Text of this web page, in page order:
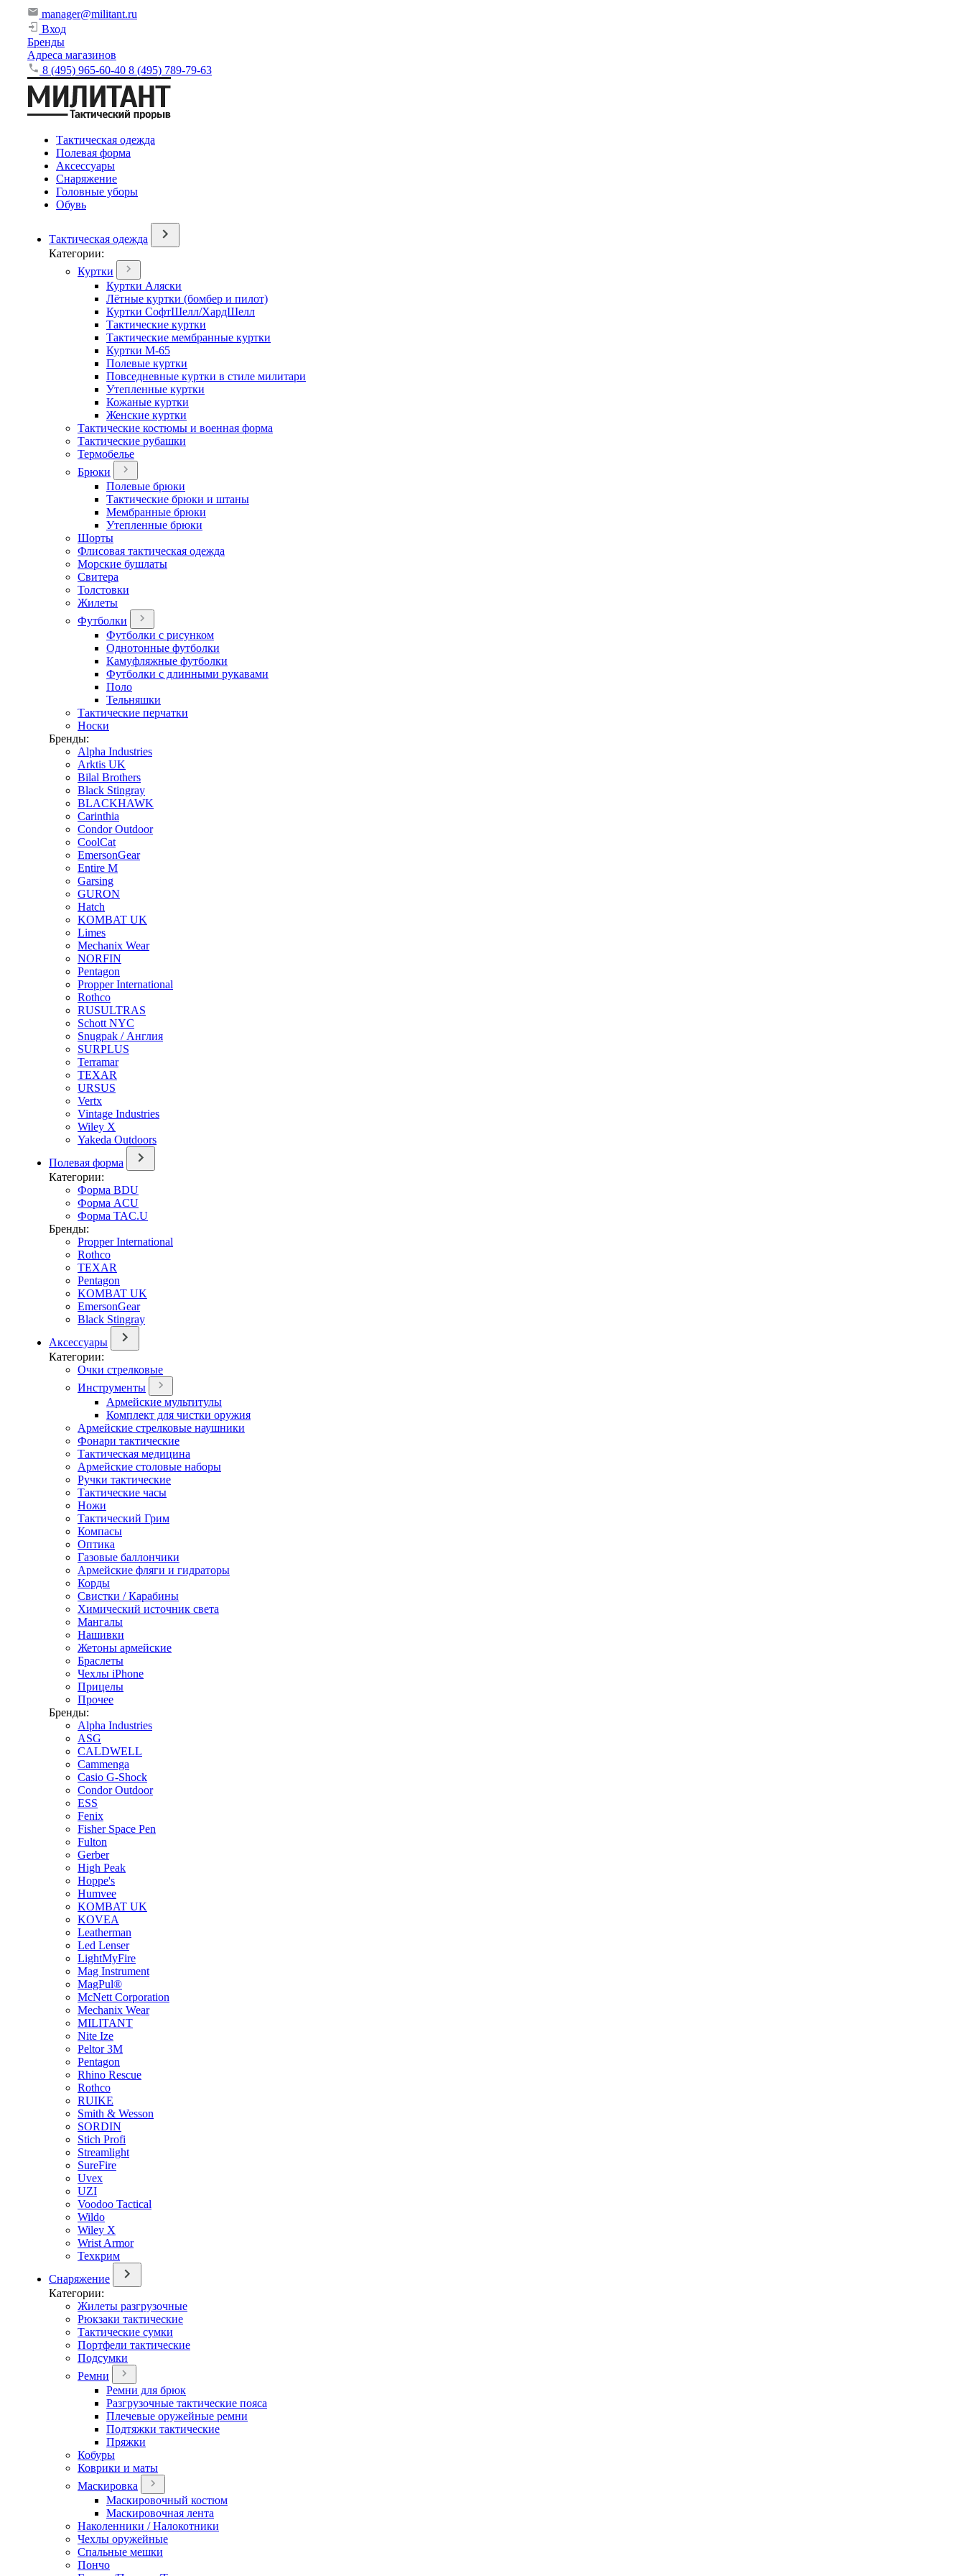
manager@militant.ru
Вход
Бренды
Адреса магазинов
8 (495) 965-60-40 8 (495) 789-79-63
Тактическая одежда
Полевая форма
Аксессуары
Снаряжение
Головные уборы
Обувь
Тактическая одежда
Категории:
Куртки
Куртки Аляски
Лётные куртки (бомбер и пилот)
Куртки СофтШелл/ХардШелл
Тактические куртки
Тактические мембранные куртки
Куртки М-65
Полевые куртки
Повседневные куртки в стиле милитари
Утепленные куртки
Кожаные куртки
Женские куртки
Тактические костюмы и военная форма
Тактические рубашки
Термобелье
Брюки
Полевые брюки
Тактические брюки и штаны
Мембранные брюки
Утепленные брюки
Шорты
Флисовая тактическая одежда
Морские бушлаты
Свитера
Толстовки
Жилеты
Футболки
Футболки с рисунком
Однотонные футболки
Камуфляжные футболки
Футболки с длинными рукавами
Поло
Тельняшки
Тактические перчатки
Носки
Бренды:
Alpha Industries
Arktis UK
Bilal Brothers
Black Stingray
BLACKHAWK
Carinthia
Condor Outdoor
CoolCat
EmersonGear
Entire M
Garsing
GURON
Hatch
KOMBAT UK
Limes
Mechanix Wear
NORFIN
Pentagon
Propper International
Rothco
RUSULTRAS
Schott NYC
Snugpak / Англия
SURPLUS
Terramar
TEXAR
URSUS
Vertx
Vintage Industries
Wiley X
Yakeda Outdoors
Полевая форма
Категории:
Форма BDU
Форма ACU
Форма TAC.U
Бренды:
Propper International
Rothco
TEXAR
Pentagon
KOMBAT UK
EmersonGear
Black Stingray
Аксессуары
Категории:
Очки стрелковые
Инструменты
Армейские мультитулы
Комплект для чистки оружия
Армейские стрелковые наушники
Фонари тактические
Тактическая медицина
Армейские столовые наборы
Ручки тактические
Тактические часы
Ножи
Тактический Грим
Компасы
Оптика
Газовые баллончики
Армейские фляги и гидраторы
Корды
Свистки / Карабины
Химический источник света
Мангалы
Нашивки
Жетоны армейские
Браслеты
Чехлы iPhone
Прицелы
Прочее
Бренды:
Alpha Industries
ASG
CALDWELL
Cammenga
Casio G-Shock
Condor Outdoor
ESS
Fenix
Fisher Space Pen
Fulton
Gerber
High Peak
Hoppe's
Humvee
KOMBAT UK
KOVEA
Leatherman
Led Lenser
LightMyFire
Mag Instrument
MagPul®
McNett Corporation
Mechanix Wear
MILITANT
Nite Ize
Peltor 3M
Pentagon
Rhino Rescue
Rothco
RUIKE
Smith & Wesson
SORDIN
Stich Profi
Streamlight
SureFire
Uvex
UZI
Voodoo Tactical
Wildo
Wiley X
Wrist Armor
Техкрим
Снаряжение
Категории:
Жилеты разгрузочные
Рюкзаки тактические
Тактические сумки
Портфели тактические
Подсумки
Ремни
Ремни для брюк
Разгрузочные тактические пояса
Плечевые оружейные ремни
Подтяжки тактические
Пряжки
Кобуры
Коврики и маты
Маскировка
Маскировочный костюм
Маскировочная лента
Наколенники / Налокотники
Чехлы оружейные
Спальные мешки
Пончо